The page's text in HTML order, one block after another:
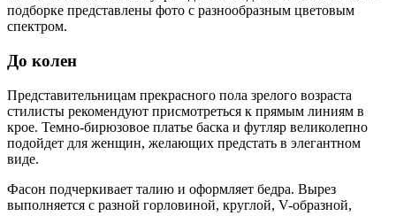
подборке представлены фото с разнообразным цветовым
спектром.
До колен
Представительницам прекрасного пола зрелого возраста
стилисты рекомендуют присмотреться к прямым линиям в
крое. Темно-бирюзовое платье баска и футляр великолепно
подойдет для женщин, желающих предстать в элегантном
виде.
Фасон подчеркивает талию и оформляет бедра. Вырез
выполняется с разной горловиной, круглой, V-образной,